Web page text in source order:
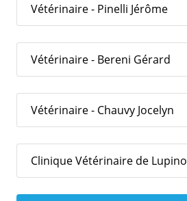
Vétérinaire - Pinelli Jérôme
Vétérinaire - Bereni Gérard
Vétérinaire - Chauvy Jocelyn
Clinique Vétérinaire de Lupino